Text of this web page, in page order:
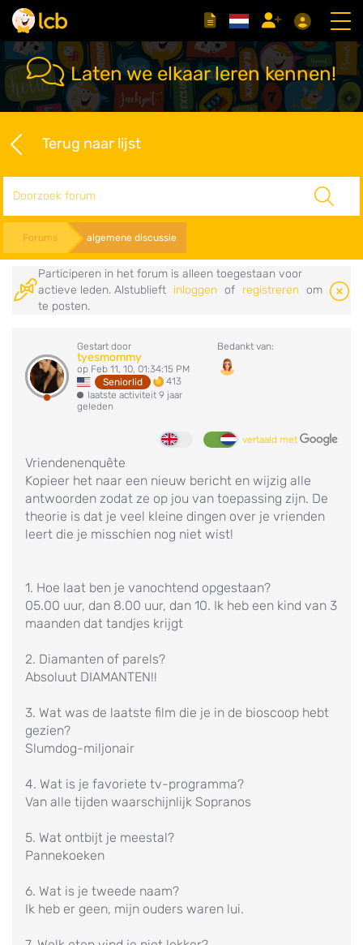
Laten we elkaar leren kennen!
Terug naar lijst
Forums algemene discussie
Participeren in het forum is alleen toegestaan voor
actieve leden. Alstublieft inloggen of registreren om
te posten.
Gestart door
tyesmommy
op Feb 11, 10, 01:34:15 PM
Seniorlid
413
laatste activiteit 9 jaar
geleden
Bedankt van:
vertaald met
Vriendenenquête
Kopieer het naar een nieuw bericht en wijzig alle
antwoorden zodat ze op jou van toepassing zijn. De
theorie is dat je veel kleine dingen over je vrienden
leert die je misschien nog niet wist!
1. Hoe laat ben je vanochtend opgestaan?
05.00 uur, dan 8.00 uur, dan 10. Ik heb een kind van 3
maanden dat tandjes krijgt
2. Diamanten of parels?
Absoluut DIAMANTEN!!
3. Wat was de laatste film die je in de bioscoop hebt
gezien?
Slumdog-miljonair
4. Wat is je favoriete tv-programma?
Van alle tijden waarschijnlijk Sopranos
5. Wat ontbijt je meestal?
Pannekoeken
6. Wat is je tweede naam?
Ik heb er geen, mijn ouders waren lui.